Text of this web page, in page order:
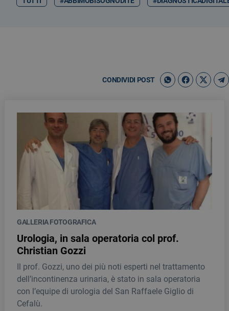
CONDIVIDI POST
GALLERIA FOTOGRAFICA
Urologia, in sala operatoria col prof.
Christian Gozzi
Il prof. Gozzi, uno dei più noti esperti nel trattamento
dell’incontinenza urinaria, è stato in sala operatoria
con l’equipe di urologia del San Raffaele Giglio di
Cefalù.